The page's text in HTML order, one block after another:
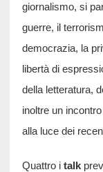
giornalismo, si
guerre, il
democrazia, la
libertà di
della letteratura,
inoltre un
alla luce dei
Quattro i talk